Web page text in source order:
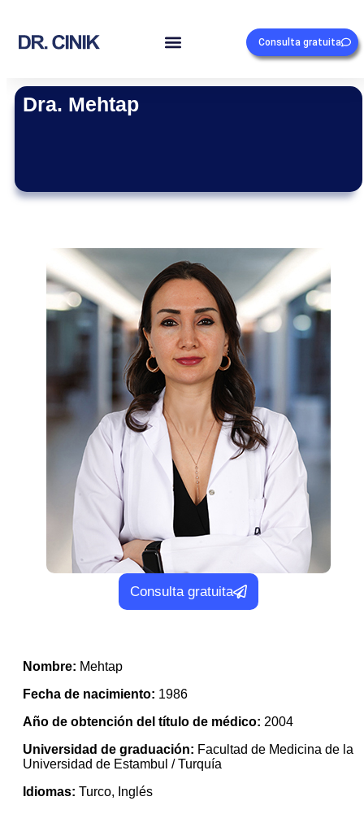
Consulta gratuita
Dra. Mehtap
Consulta gratuita
Nombre: Mehtap
Fecha de nacimiento: 1986
Año de obtención del título de médico: 2004
Universidad de graduación: Facultad de Medicina de la
Universidad de Estambul / Turquía
Idiomas: Turco, Inglés